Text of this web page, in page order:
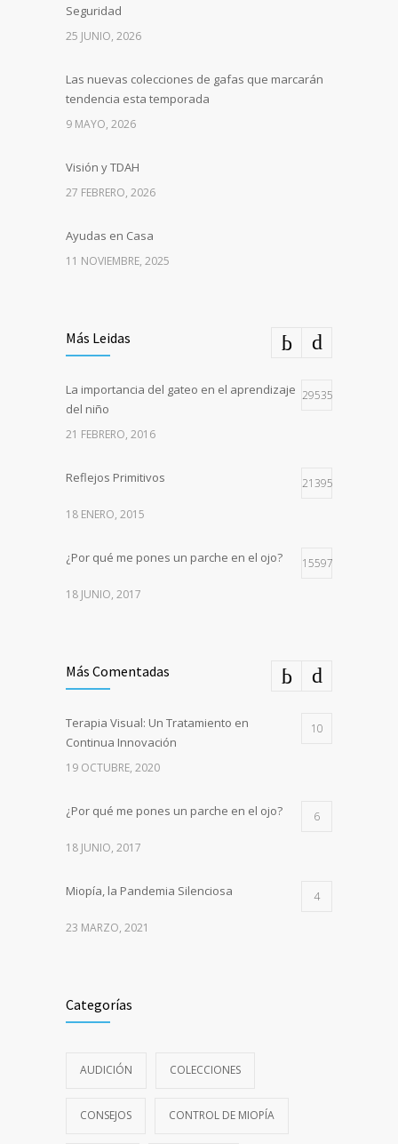
Seguridad
25 JUNIO, 2026
Las nuevas colecciones de gafas que marcarán
tendencia esta temporada
9 MAYO, 2026
Visión y TDAH
27 FEBRERO, 2026
Ayudas en Casa
11 NOVIEMBRE, 2025
Más Leidas
La importancia del gateo en el aprendizaje
del niño
29535
21 FEBRERO, 2016
Reflejos Primitivos 21395
18 ENERO, 2015
¿Por qué me pones un parche en el ojo? 15597
18 JUNIO, 2017
Más Comentadas
Terapia Visual: Un Tratamiento en
Continua Innovación
10
19 OCTUBRE, 2020
¿Por qué me pones un parche en el ojo? 6
18 JUNIO, 2017
Miopía, la Pandemia Silenciosa 4
23 MARZO, 2021
Categorías
AUDICIÓN COLECCIONES
CONSEJOS CONTROL DE MIOPÍA